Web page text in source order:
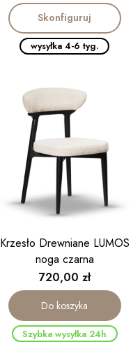
Skonfiguruj
wysyłka 4-6 tyg.
Krzesło Drewniane LUMOS
noga czarna
Cena
720,00 zł
Do koszyka
Szybka wysyłka 24h